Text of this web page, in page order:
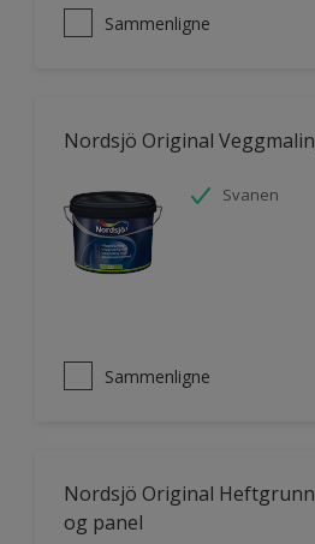
Sammenligne
Nordsjö Original
Svanen
Sammenligne
Nordsjö Original
og panel